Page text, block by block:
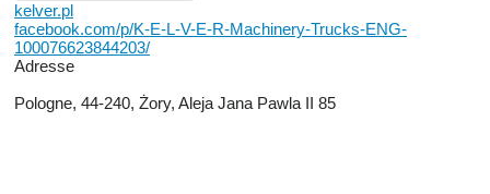
kelver.pl
facebook.com/p/K-E-L-V-E-R-Machinery-Trucks-ENG-
100076623844203/
Adresse
Pologne, 44-240, Żory, Aleja Jana Pawla II 85